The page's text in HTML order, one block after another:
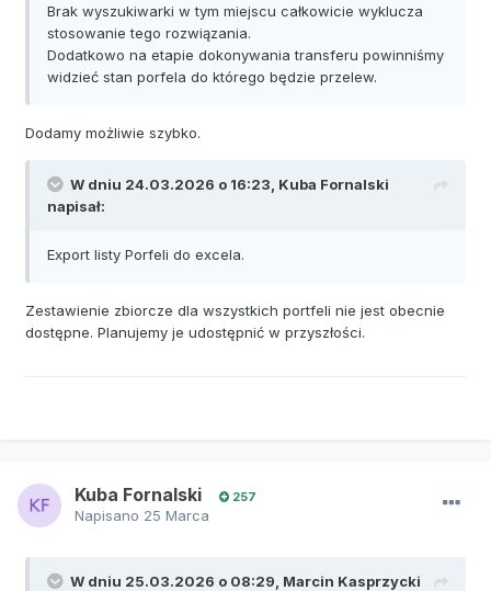
Brak wyszukiwarki w tym miejscu całkowicie wyklucza
stosowanie tego rozwiązania.
Dodatkowo na etapie dokonywania transferu powinniśmy
widzieć stan porfela do którego będzie przelew.
Dodamy możliwie szybko.
W dniu 24.03.2026 o 16:23, Kuba Fornalski
napisał:
Export listy Porfeli do excela.
Zestawienie zbiorcze dla wszystkich portfeli nie jest obecnie
dostępne. Planujemy je udostępnić w przyszłości.
Kuba Fornalski 257
Napisano 25 Marca
W dniu 25.03.2026 o 08:29, Marcin Kasprzycki